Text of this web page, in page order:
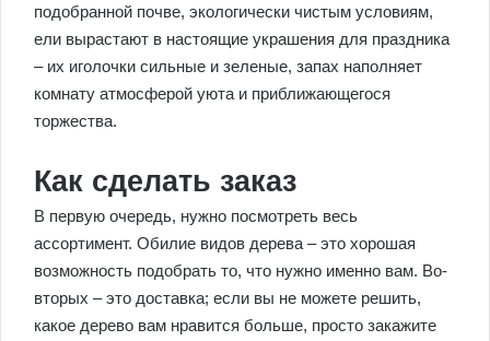
подобранной почве, экологически чистым условиям,
ели вырастают в настоящие украшения для праздника
– их иголочки сильные и зеленые, запах наполняет
комнату атмосферой уюта и приближающегося
торжества.
Как сделать заказ
В первую очередь, нужно посмотреть весь
ассортимент. Обилие видов дерева – это хорошая
возможность подобрать то, что нужно именно вам. Во-
вторых – это доставка; если вы не можете решить,
какое дерево вам нравится больше, просто закажите